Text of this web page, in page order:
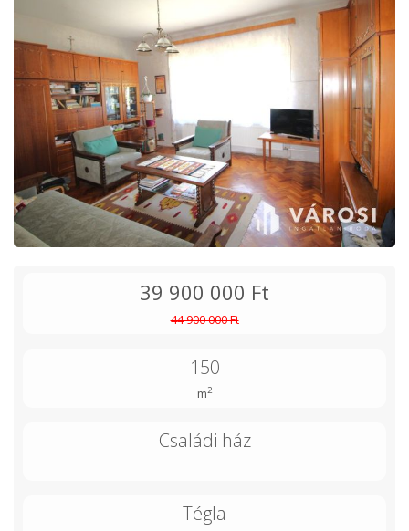
39 900 000 Ft
44 900 000 Ft
150
m2
Családi ház
Tégla